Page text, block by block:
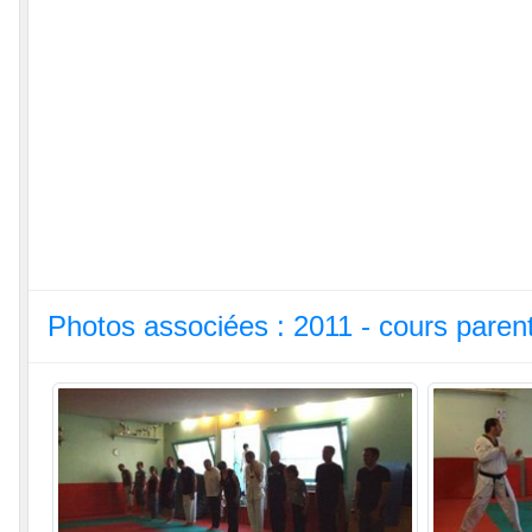
Photos associées : 2011 - cours